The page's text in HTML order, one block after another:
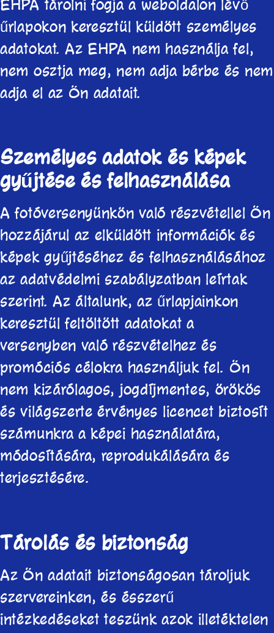
EHPA tárolni fogja a weboldalon lévő
űrlapokon keresztül küldött személyes
adatokat. Az EHPA nem használja fel,
nem osztja meg, nem adja bérbe és nem
adja el az Ön adatait.
Személyes adatok és képek
gyűjtése és felhasználása
A fotóversenyünkön való részvétellel Ön
hozzájárul az elküldött információk és
képek gyűjtéséhez és felhasználásához
az adatvédelmi szabályzatban leírtak
szerint. Az általunk, az űrlapjainkon
keresztül feltöltött adatokat a
versenyben való részvételhez és
promóciós célokra használjuk fel. Ön
nem kizárólagos, jogdíjmentes, örökös
és világszerte érvényes licencet biztosít
számunkra a képei használatára,
módosítására, reprodukálására és
terjesztésére.
Tárolás és biztonság
Az Ön adatait biztonságosan tároljuk
szervereinken, és ésszerű
intézkedéseket teszünk azok illetéktelen